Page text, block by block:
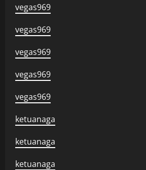
vegas969
vegas969
vegas969
vegas969
vegas969
ketuanaga
ketuanaga
ketuanaga